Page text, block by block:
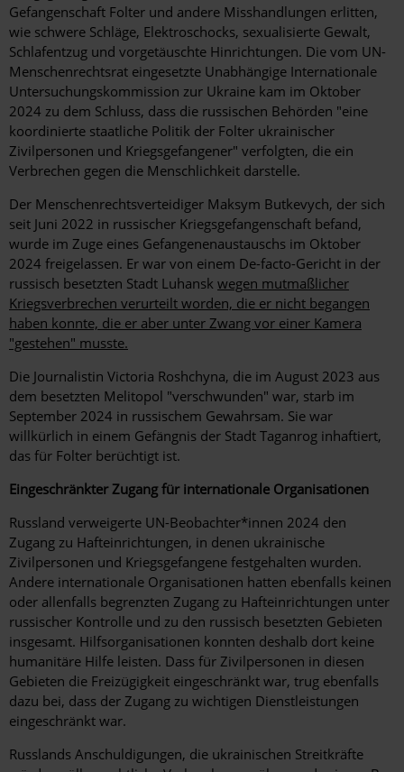
Gefangenschaft Folter und andere Misshandlungen erlitten,
wie schwere Schläge, Elektroschocks, sexualisierte Gewalt,
Schlafentzug und vorgetäuschte Hinrichtungen. Die vom UN-
Menschenrechtsrat eingesetzte Unabhängige Internationale
Untersuchungskommission zur Ukraine kam im Oktober
2024 zu dem Schluss, dass die russischen Behörden "eine
koordinierte staatliche Politik der Folter ukrainischer
Zivilpersonen und Kriegsgefangener" verfolgten, die ein
Verbrechen gegen die Menschlichkeit darstelle.
Der Menschenrechtsverteidiger Maksym Butkevych, der sich
seit Juni 2022 in russischer Kriegsgefangenschaft befand,
wurde im Zuge eines Gefangenenaustauschs im Oktober
2024 freigelassen. Er war von einem De-facto-Gericht in der
russisch besetzten Stadt Luhansk wegen mutmaßlicher
Kriegsverbrechen verurteilt worden, die er nicht begangen
haben konnte, die er aber unter Zwang vor einer Kamera
"gestehen" musste.
Die Journalistin Victoria Roshchyna, die im August 2023 aus
dem besetzten Melitopol "verschwunden" war, starb im
September 2024 in russischem Gewahrsam. Sie war
willkürlich in einem Gefängnis der Stadt Taganrog inhaftiert,
das für Folter berüchtigt ist.
Eingeschränkter Zugang für internationale Organisationen
Russland verweigerte UN-Beobachter*innen 2024 den
Zugang zu Hafteinrichtungen, in denen ukrainische
Zivilpersonen und Kriegsgefangene festgehalten wurden.
Andere internationale Organisationen hatten ebenfalls keinen
oder allenfalls begrenzten Zugang zu Hafteinrichtungen unter
russischer Kontrolle und zu den russisch besetzten Gebieten
insgesamt. Hilfsorganisationen konnten deshalb dort keine
humanitäre Hilfe leisten. Dass für Zivilpersonen in diesen
Gebieten die Freizügigkeit eingeschränkt war, trug ebenfalls
dazu bei, dass der Zugang zu wichtigen Dienstleistungen
eingeschränkt war.
Russlands Anschuldigungen, die ukrainischen Streitkräfte